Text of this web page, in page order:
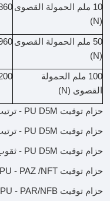
10 ملم الحمولة القصوى
(N)
50 ملم الحمولة القصوى
(N)
100 ملم الحمولة
القصوى (N)
حزام توقيت PU D5M - ترتيب متماثل للأسنان الجانبية
حزام توقيت PU D5M - ترتيب متداخل للأسنان الجانبية
حزام توقيت PU D5M - ثقوب / طحن
حزام توقيت PU - PAZ /NFT
حزام توقيت PU - PAR/NFB